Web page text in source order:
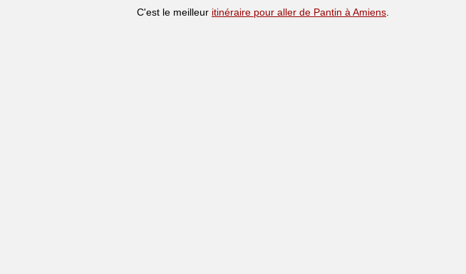
C'est le meilleur itinéraire pour aller de Pantin à Amiens